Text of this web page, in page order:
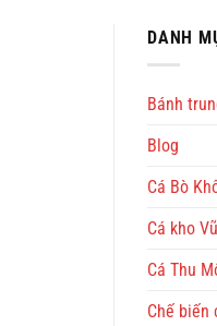
DANH
Bánh
Blog
Cá Bò
Cá kho
Cá Thu
Chế biến